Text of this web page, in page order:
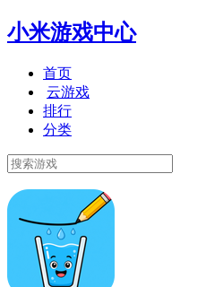
小米游戏中心
首页
云游戏
排行
分类